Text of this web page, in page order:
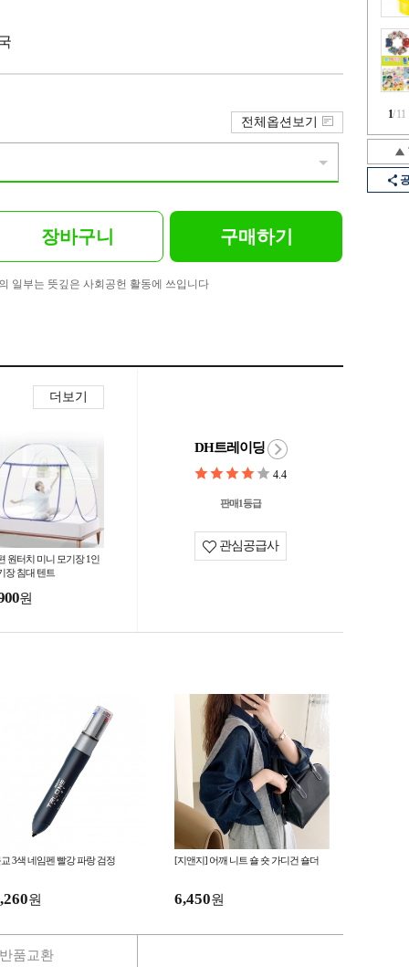
1/11
전체옵션보기
장바구니 구매하기
일부는 뜻깊은 사회공헌 활동에 쓰입니다
더보기
원터치 미니 모기장 1인
장 침대 텐트
원
DH트레이딩
4.4
판매1등급
관심공급사
3색 네임펜 빨강 파랑 검정
원
[지앤지] 어깨 니트 숄 숏 가디건 숄더
6,450원
반품교환